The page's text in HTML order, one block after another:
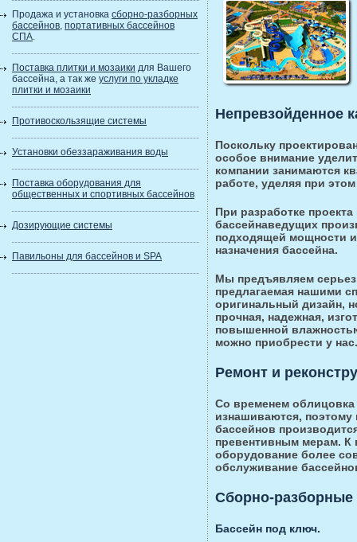
Продажа и установка сборно-разборных
бассейнов, портативных бассейнов
СПА.
Поставка плитки и мозаики для Вашего
бассейна, а так же услуги по укладке
плитки и мозаики
Противоскользящие системы
Установки обеззараживания воды
Поставка оборудования для
общественных и спортивных бассейнов
Дозирующие системы
Павильоны для бассейнов и SPA
Непревзойденное
Поскольку
особое внимание
компании занимаются
работе, уделяя при
При разработке
бассейнаведущих
подходящей мощности
назначения бассейна.
Мы предъявляем
предлагаемая нашими
оригинальный дизайн,
прочная, надежная,
повышенной
можно приобрести у нас.
Ремонт и
Со временем облицовка
изнашиваются, поэтому
бассейнов
превентивным мерам. К
оборудование более
обслуживание
Сборно-разборные
Бассейн под ключ.